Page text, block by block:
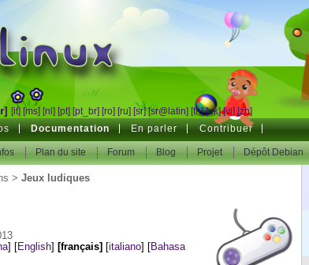
[it] [ms] [nl] [pt] [pt_br] [ro] [ru] [sr] [sr@latin] [th] [uk] [vi] [zh]
Documentation En parler Contribuer
Plan du site Forum Blog Projet Dépôt Debian
> Jeux ludiques
] English] [français] italiano]
Bahasa